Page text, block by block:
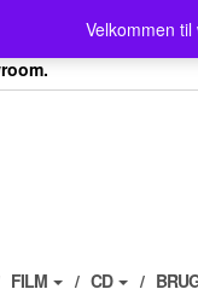
Velkommen
webshop . Vores
efter aftale,
FILM CD